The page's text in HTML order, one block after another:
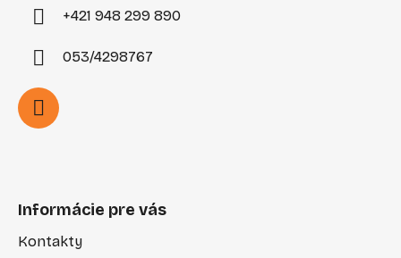
+421 948 299 890
053/4298767
Informácie pre vás
Kontakty